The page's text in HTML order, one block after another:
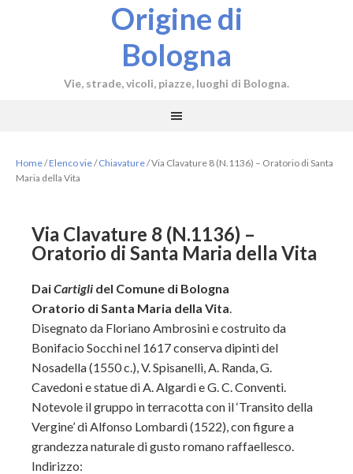
Origine di
Bologna
Vie, strade, vicoli, piazze, luoghi di Bologna.
Home/Elenco vie/ Chiavature/Via Clavature 8 (N.1136) – Oratorio di Santa
Maria della Vita
Via Clavature 8 (N.1136) –
Oratorio di Santa Maria della Vita
DaiCartigli del Comune di Bologna
Oratorio di Santa Maria della Vita.
Disegnato da Floriano Ambrosini e costruito da
Bonifacio Socchi nel 1617 conserva dipinti del
Nosadella (1550 c.), V. Spisanelli, A. Randa, G.
Cavedoni e statue di A. Algardi e G. C. Conventi.
Notevole il gruppo in terracotta con il ‘Transito della
Vergine’ di Alfonso Lombardi (1522), con figure a
grandezza naturale di gusto romano raffaellesco.
Indirizzo: